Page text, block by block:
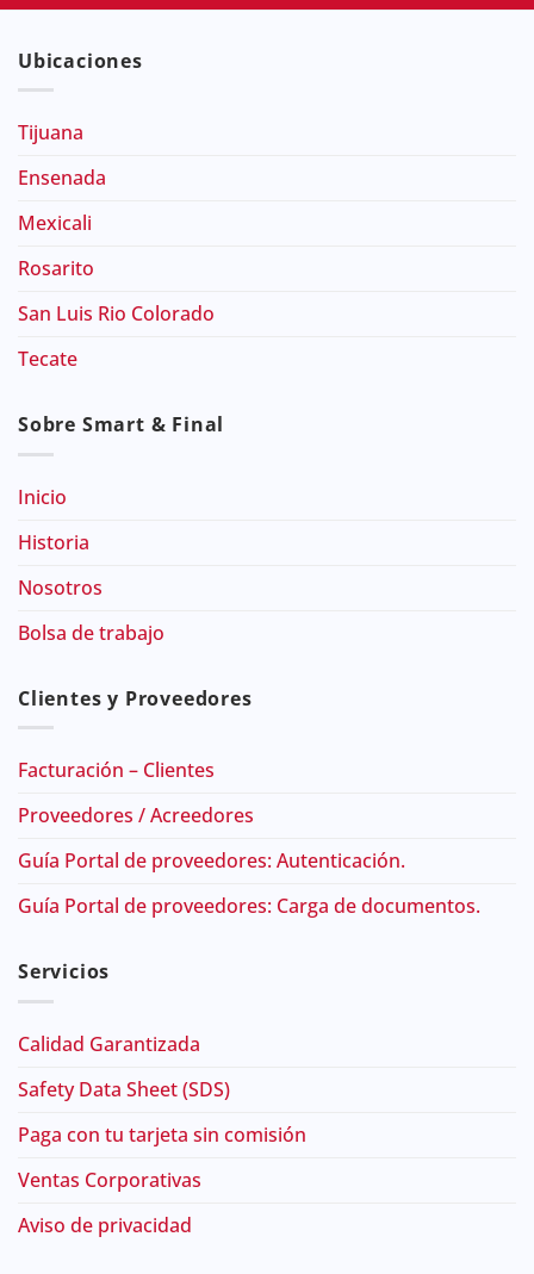
Ubicaciones
Tijuana
Ensenada
Mexicali
Rosarito
San Luis Rio Colorado
Tecate
Sobre Smart & Final
Inicio
Historia
Nosotros
Bolsa de trabajo
Clientes y Proveedores
Facturación – Clientes
Proveedores / Acreedores
Guía Portal de proveedores: Autenticación.
Guía Portal de proveedores: Carga de documentos.
Servicios
Calidad Garantizada
Safety Data Sheet (SDS)
Paga con tu tarjeta sin comisión
Ventas Corporativas
Aviso de privacidad